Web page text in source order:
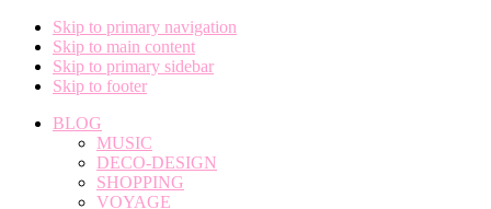
Skip to primary navigation
Skip to main content
Skip to primary sidebar
Skip to footer
BLOG
MUSIC
DECO-DESIGN
SHOPPING
VOYAGE